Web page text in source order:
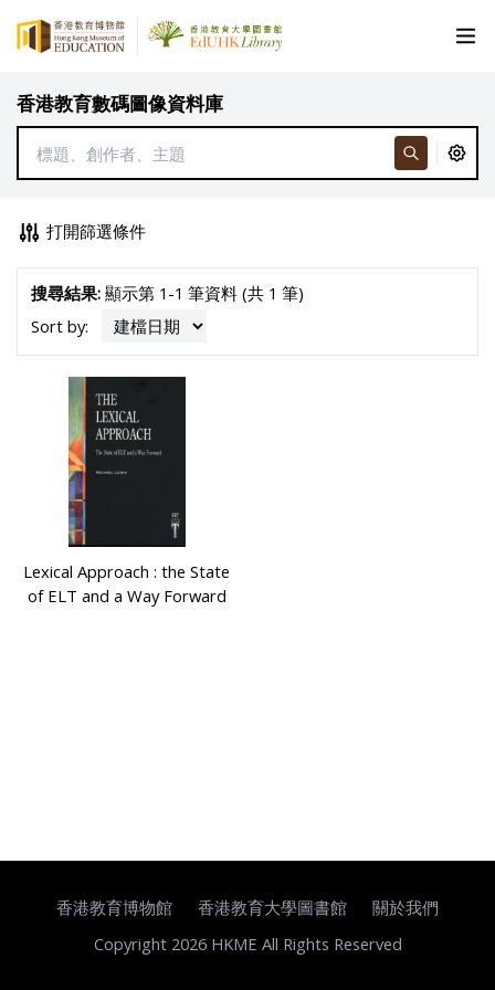
香港教育數碼圖像資料庫
打開篩選條件
搜尋結果:顯示第 1-1 筆資料 (共 1 筆)
Sort by:
Lexical Approach : the State
of ELT and a Way Forward
香港教育博物館 香港教育大學圖書館
關於我們
Copyright 2026 HKME All Rights Reserved